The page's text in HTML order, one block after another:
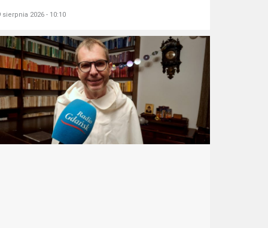
sierpnia 2026 - 10:10